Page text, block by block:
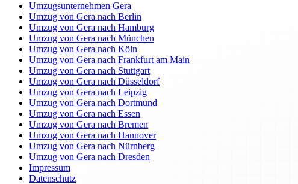
Umzugsunternehmen Gera
Umzug von Gera nach Berlin
Umzug von Gera nach Hamburg
Umzug von Gera nach München
Umzug von Gera nach Köln
Umzug von Gera nach Frankfurt am Main
Umzug von Gera nach Stuttgart
Umzug von Gera nach Düsseldorf
Umzug von Gera nach Leipzig
Umzug von Gera nach Dortmund
Umzug von Gera nach Essen
Umzug von Gera nach Bremen
Umzug von Gera nach Hannover
Umzug von Gera nach Nürnberg
Umzug von Gera nach Dresden
Impressum
Datenschutz